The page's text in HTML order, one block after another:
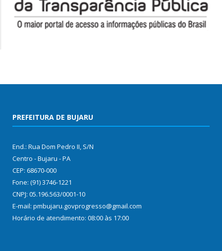
PREFEITURA DE BUJARU
End.: Rua Dom Pedro II, S/N
Centro - Bujaru - PA
CEP: 68670-000
Fone: (91) 3746-1221
CNPJ: 05.196.563/0001-10
E-mail: pmbujaru.govprogresso@gmail.com
Horário de atendimento: 08:00 às 17:00